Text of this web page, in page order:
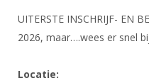
UITERSTE INSCHRIJF- EN
2026, maar….wees er snel
Locatie: